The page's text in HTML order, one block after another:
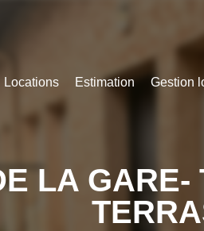
Locations Estimation Gestion
LA GARE-